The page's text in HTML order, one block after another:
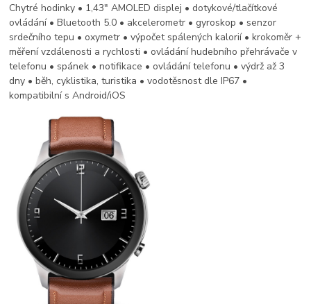
Chytré hodinky • 1,43" AMOLED displej • dotykové/tlačítkové
ovládání • Bluetooth 5.0 • akcelerometr • gyroskop • senzor
srdečního tepu • oxymetr • výpočet spálených kalorií • krokoměr +
měření vzdálenosti a rychlosti • ovládání hudebního přehrávače v
telefonu • spánek • notifikace • ovládání telefonu • výdrž až 3
dny • běh, cyklistika, turistika • vodotěsnost dle IP67 •
kompatibilní s Android/iOS